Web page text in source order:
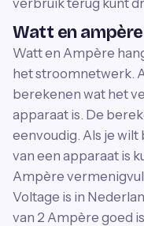
verbruik terug kunt
Watt en
Watt en Ampère
het stroomnetwerk.
berekenen wat het
apparaat is. De
eenvoudig. Als je
van een apparaat is
Ampère
Voltage is in
van 2 Ampère goed